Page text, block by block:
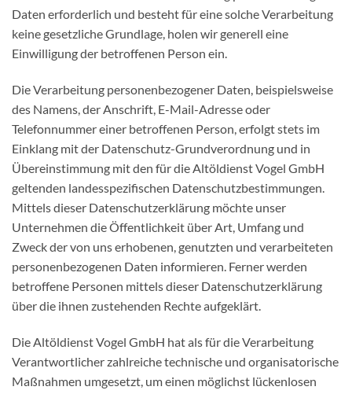
Daten erforderlich und besteht für eine solche Verarbeitung
keine gesetzliche Grundlage, holen wir generell eine
Einwilligung der betroffenen Person ein.
Die Verarbeitung personenbezogener Daten, beispielsweise
des Namens, der Anschrift, E-Mail-Adresse oder
Telefonnummer einer betroffenen Person, erfolgt stets im
Einklang mit der Datenschutz-Grundverordnung und in
Übereinstimmung mit den für die Altöldienst Vogel GmbH
geltenden landesspezifischen Datenschutzbestimmungen.
Mittels dieser Datenschutzerklärung möchte unser
Unternehmen die Öffentlichkeit über Art, Umfang und
Zweck der von uns erhobenen, genutzten und verarbeiteten
personenbezogenen Daten informieren. Ferner werden
betroffene Personen mittels dieser Datenschutzerklärung
über die ihnen zustehenden Rechte aufgeklärt.
Die Altöldienst Vogel GmbH hat als für die Verarbeitung
Verantwortlicher zahlreiche technische und organisatorische
Maßnahmen umgesetzt, um einen möglichst lückenlosen